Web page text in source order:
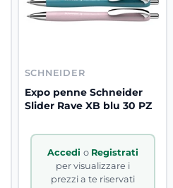
SCHNEIDER
Expo penne Schneider
Slider Rave XB blu 30 PZ
Accedi o Registrati
per visualizzare i
prezzi a te riservati